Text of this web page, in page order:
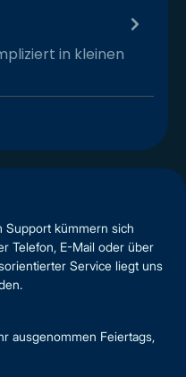
in kleinen
Support kümmern sich
Telefon, E-Mail oder über
Service liegt uns
ausgenommen Feiertags,